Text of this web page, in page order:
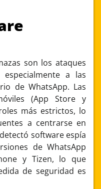
son los ataques
a las
de WhatsApp. Las
(App Store y
más estrictos, lo
a centrarse en
software espía
de WhatsApp
y Tizen, lo que
de seguridad es